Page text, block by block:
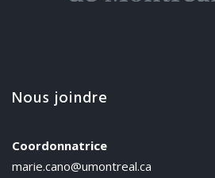
Nous joindre
Coordonnatrice
marie.cano@umontreal.ca